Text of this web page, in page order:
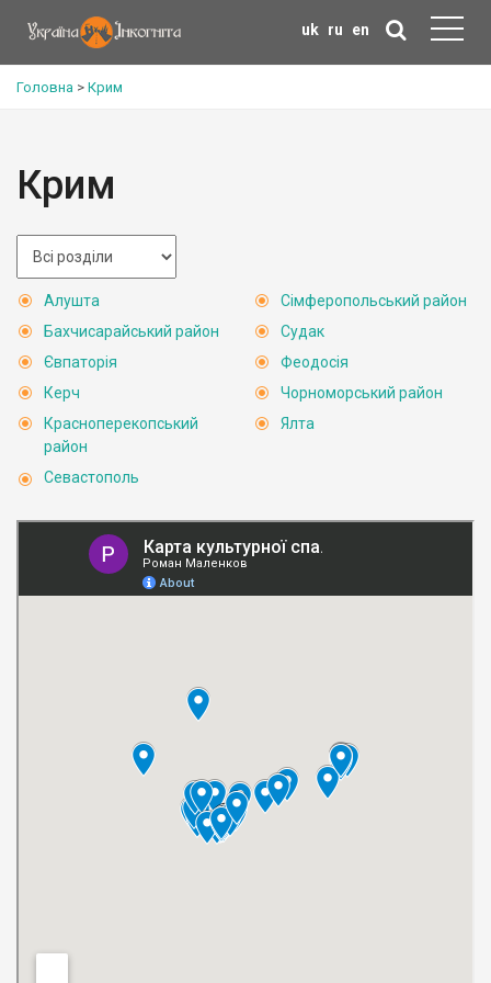
uk ru en
Головна > Крим
Крим
Алушта
Бахчисарайський район
Євпаторія
Керч
Красноперекопський
район
Севастополь
Сімферопольський район
Судак
Феодосія
Чорноморський район
Ялта